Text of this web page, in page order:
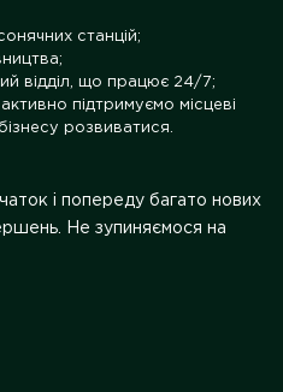
станцій;
відділ, що працює 24/7;
підтримуємо місцеві
розвиватися.
і попереду багато нових
Не зупиняємося на